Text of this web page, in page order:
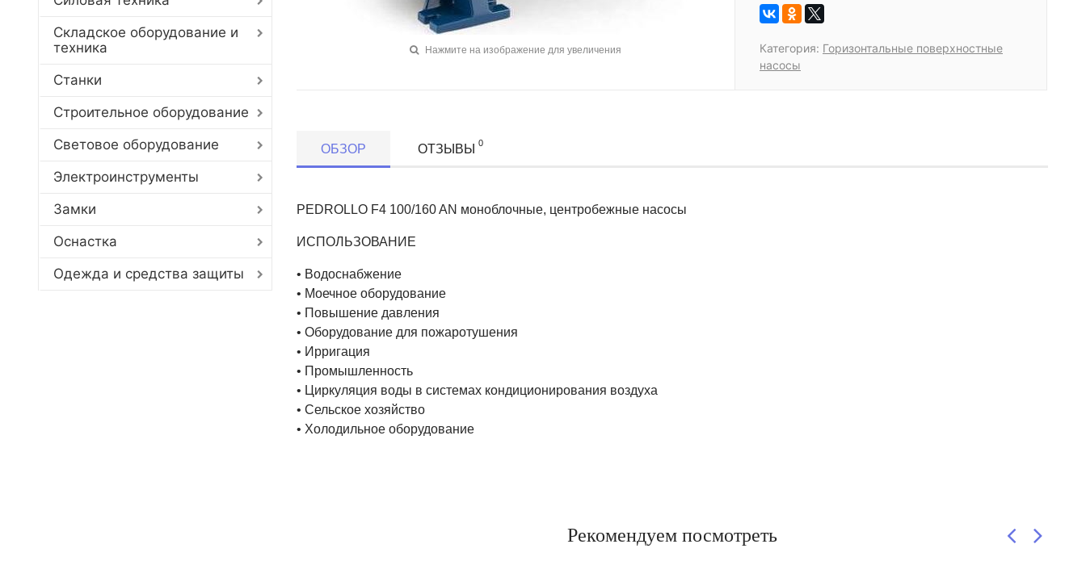
Складское оборудование и
техника
Станки
Строительное оборудование
Световое оборудование
Электроинструменты
Замки
Оснастка
Одежда и средства защиты
Нажмите на изображение для увеличения Категория: Горизонтальные поверхностные
насосы
ОБЗОР ОТЗЫВЫ 0
PEDROLLO F4 100/160 AN моноблочные, центробежные насосы
ИСПОЛЬЗОВАНИЕ
• Водоснабжение
• Моечное оборудование
• Повышение давления
• Оборудование для пожаротушения
• Ирригация
• Промышленность
• Циркуляция воды в системах кондиционирования воздуха
• Сельское хозяйство
• Холодильное оборудование
Рекомендуем посмотреть